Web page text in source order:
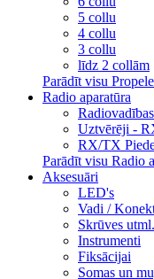
5 collu
4 collu
3 collu
līdz 2 collām
Parādīt visu
Radio aparatūra
Uztvērēji -
RX/TX
Parādīt visu Radio
Aksesuāri
LED's
Vadi /
Skrūves utml.
Instrumenti
Fiksācijai
Somas un